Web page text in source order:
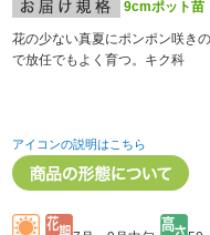
9cmポット苗
花の少ない真夏にポンポン咲き
で放任でもよく育つ。キク科
アイコンの説明はこちら